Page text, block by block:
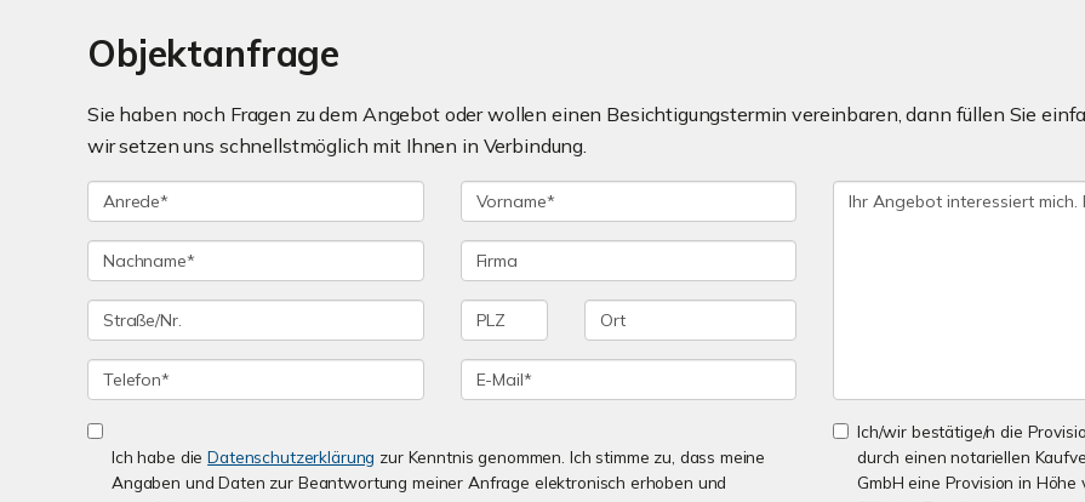
Objektanfrage
Sie haben noch Fragen zu dem Angebot oder wollen einen Besichtigungstermin vereinbaren, dann füllen Sie
wir setzen uns schnellstmöglich mit Ihnen in Verbindung.
Ich habe dieDatenschutzerklärung zur Kenntnis genommen. Ich stimme zu, dass meine
Angaben und Daten zur Beantwortung meiner Anfrage elektronisch erhoben und
Ich/wir bestätige/n die
durch einen notariellen
GmbH eine Provision in Höhe